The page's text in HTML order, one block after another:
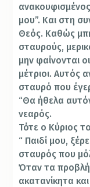
μου”. Και στη
Θεός. Καθώς
σταυρούς,
μην φαίνονται
μέτριοι. Αυτός
σταυρό που
“Θα ήθελα
νεαρός.
Τότε ο Κύριος
“ Παιδί μου,
σταυρός που
Όταν τα
ακατανίκητα